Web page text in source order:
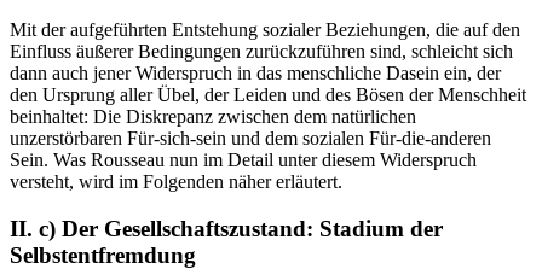
Mit der aufgeführten Entstehung sozialer Beziehungen, die auf den
Einfluss äußerer Bedingungen zurückzuführen sind, schleicht sich
dann auch jener Widerspruch in das menschliche Dasein ein, der
den Ursprung aller Übel, der Leiden und des Bösen der Menschheit
beinhaltet: Die Diskrepanz zwischen dem natürlichen
unzerstörbaren Für-sich-sein und dem sozialen Für-die-anderen
Sein. Was Rousseau nun im Detail unter diesem Widerspruch
versteht, wird im Folgenden näher erläutert.
II. c) Der Gesellschaftszustand: Stadium der
Selbstentfremdung